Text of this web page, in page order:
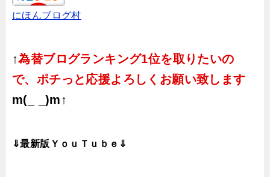
にほんブログ村
↑為替ブログランキング1位を取りたいの
で、ポチっと応援よろしくお願い致します
m(_ _)m↑
⇓最新版ＹｏｕＴｕｂｅ⇓